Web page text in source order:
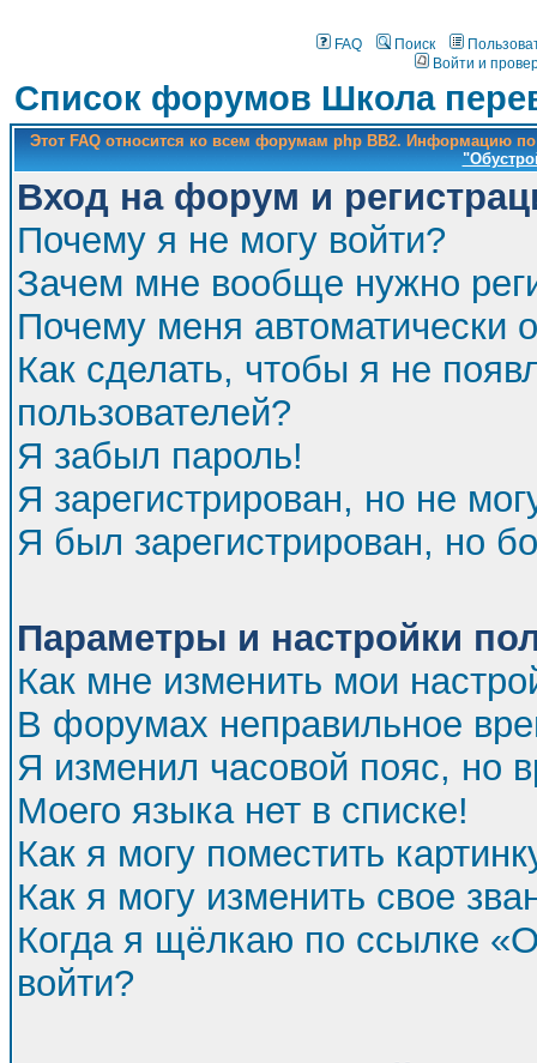
FAQ Поиск
Войти и
Список форумов Школа
Этот FAQ относится ко всем форумам php BB2. Информацию
Вход на форум и
Почему я не могу войти?
Зачем мне вообще нужно
Почему меня автоматически
Как сделать, чтобы я не
пользователей?
Я забыл пароль!
Я зарегистрирован, но не
Я был зарегистрирован, но
Параметры и настройки
Как мне изменить мои
В форумах неправильное
Я изменил часовой пояс, но
Моего языка нет в списке!
Как я могу поместить
Как я могу изменить свое
Когда я щёлкаю по ссылке
войти?